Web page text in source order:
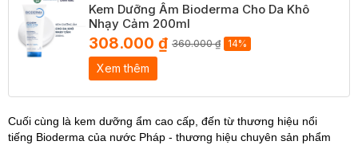
Kem Dưỡng Ẩm Bioderma Cho Da Khô
Nhạy Cảm 200ml
308.000 ₫ 360.000 ₫ 14%
Xem thêm
Cuối cùng là kem dưỡng ẩm cao cấp, đến từ thương hiệu nổi
tiếng Bioderma của nước Pháp - thương hiệu chuyên sản phẩm